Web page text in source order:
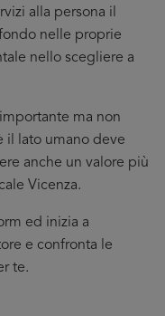
alla persona il
nelle proprie
nello scegliere a
ma non
il lato umano deve
anche un valore più
Vicenza.
ed inizia a
e confronta le
te.